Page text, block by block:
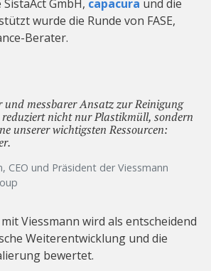
GmbH, capacura und die
wurde die Runde von FASE,
Berater.
messbarer Ansatz zur Reinigung
reduziert nicht nur Plastikmüll, sondern
unserer wichtigsten Ressourcen:
CEO und Präsident der Viessmann
Viessmann wird als entscheidend
Weiterentwicklung und die
bewertet.